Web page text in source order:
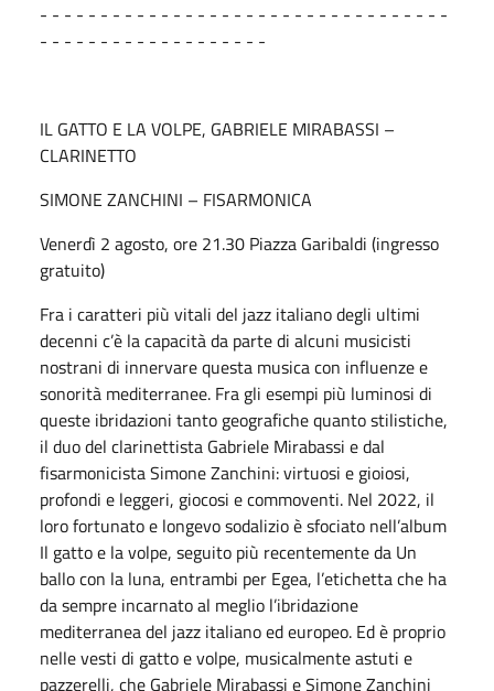
- - - - - - - - - - - - - - - - - - - - - - - - - - - - - - - - - -
- - - - - - - - - - - - - - - - - - -
IL GATTO E LA VOLPE, GABRIELE MIRABASSI –
CLARINETTO
SIMONE ZANCHINI – FISARMONICA
Venerdì 2 agosto, ore 21.30 Piazza Garibaldi (ingresso
gratuito)
Fra i caratteri più vitali del jazz italiano degli ultimi
decenni c’è la capacità da parte di alcuni musicisti
nostrani di innervare questa musica con influenze e
sonorità mediterranee. Fra gli esempi più luminosi di
queste ibridazioni tanto geografiche quanto stilistiche,
il duo del clarinettista Gabriele Mirabassi e dal
fisarmonicista Simone Zanchini: virtuosi e gioiosi,
profondi e leggeri, giocosi e commoventi. Nel 2022, il
loro fortunato e longevo sodalizio è sfociato nell’album
Il gatto e la volpe, seguito più recentemente da Un
ballo con la luna, entrambi per Egea, l’etichetta che ha
da sempre incarnato al meglio l’ibridazione
mediterranea del jazz italiano ed europeo. Ed è proprio
nelle vesti di gatto e volpe, musicalmente astuti e
pazzerelli, che Gabriele Mirabassi e Simone Zanchini